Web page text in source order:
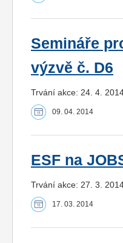
Semináře
výzvě č. D6
Trvání akce: 24. 4.
09. 04. 2014
ESF na
Trvání akce: 27. 3.
17. 03. 2014